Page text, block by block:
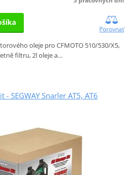
Porovnať
oleje pro CFMOTO 510/530/X5,
filtru, 2l oleje a…
- SEGWAY Snarler AT5, AT6